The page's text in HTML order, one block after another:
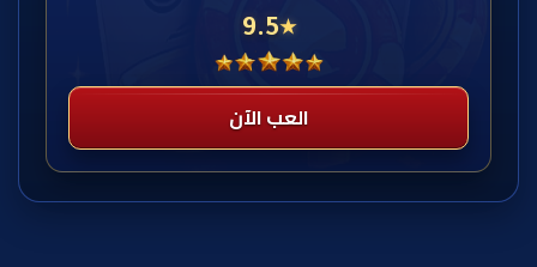
★
9.5
العب الآن